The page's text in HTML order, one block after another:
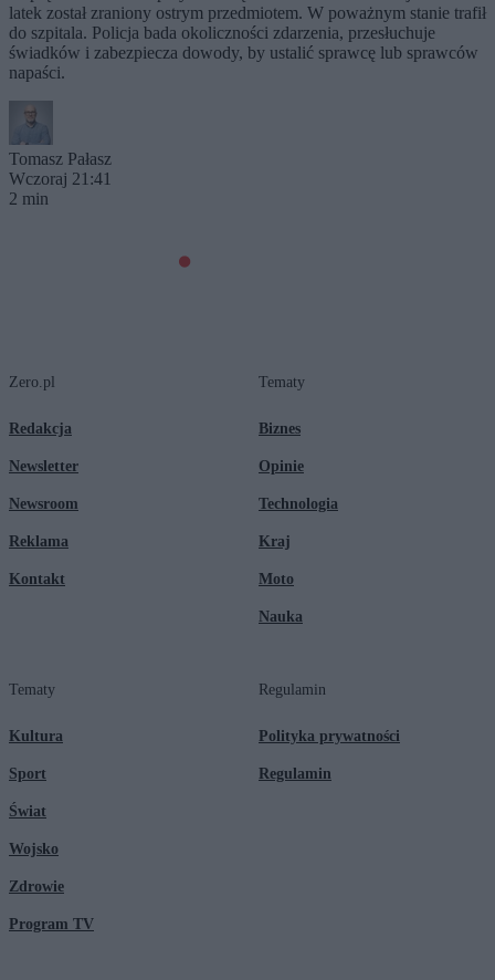
latek został zraniony ostrym przedmiotem. W poważnym stanie trafił
do szpitala. Policja bada okoliczności zdarzenia, przesłuchuje
świadków i zabezpiecza dowody, by ustalić sprawcę lub sprawców
napaści.
Tomasz Pałasz
Wczoraj 21:41
2 min
Zero.pl
Redakcja
Newsletter
Newsroom
Reklama
Kontakt
Tematy
Biznes
Opinie
Technologia
Kraj
Moto
Nauka
Tematy
Kultura
Sport
Świat
Wojsko
Zdrowie
Program TV
Regulamin
Polityka prywatności
Regulamin